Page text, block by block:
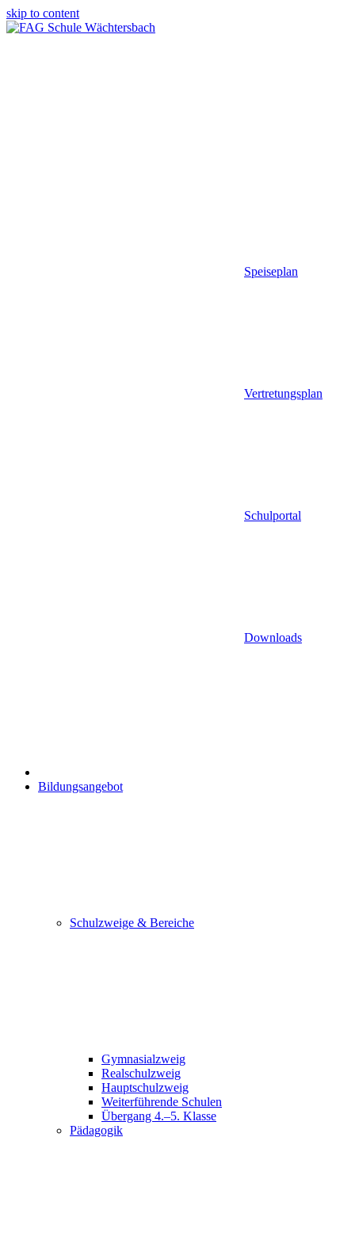
skip to content
Speiseplan
Vertretungsplan
Schulportal
Downloads
Bildungsangebot
Schulzweige & Bereiche
Gymnasialzweig
Realschulzweig
Hauptschulzweig
Weiterführende Schulen
Übergang 4.–5. Klasse
Pädagogik